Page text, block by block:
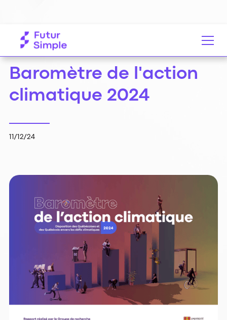
Ressources Baromètre de l'action climatique 2024
Baromètre de l'action
climatique 2024
11/12/24